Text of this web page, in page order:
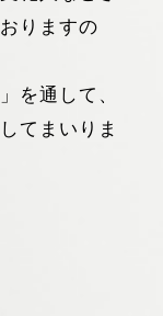
りますの
を通して、
てまいりま